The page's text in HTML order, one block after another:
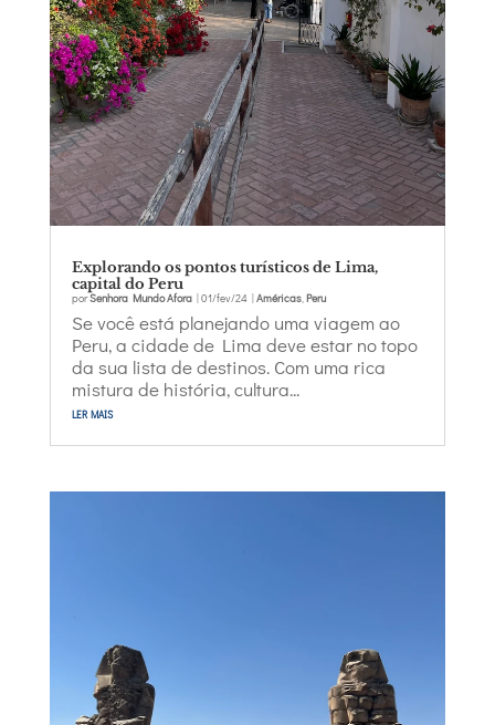
Explorando os pontos turísticos de Lima,
capital do Peru
porSenhora Mundo Afora| 01/fev/24| Américas, Peru
Se você está planejando uma viagem ao
Peru, a cidade de Lima deve estar no topo
da sua lista de destinos. Com uma rica
mistura de história, cultura...
ler mais